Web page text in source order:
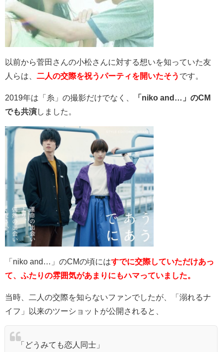
以前から菅田さんの小松さんに対する想いを知っていた友
人らは、
二人の交際を祝うパーティを開いたそう です。
2019年は「糸」の撮影だけでなく、 「 niko and…」のCM
でも共演しました。
「niko and…」のCMの頃にはすでに交際していただけあっ
て、 ふたりの雰囲気があまりにもハマっていました。
当時、二人の交際を知らないファンでしたが、「溺れるナ
イフ」以来のツーショットが公開されると、
「どうみても恋人同士」